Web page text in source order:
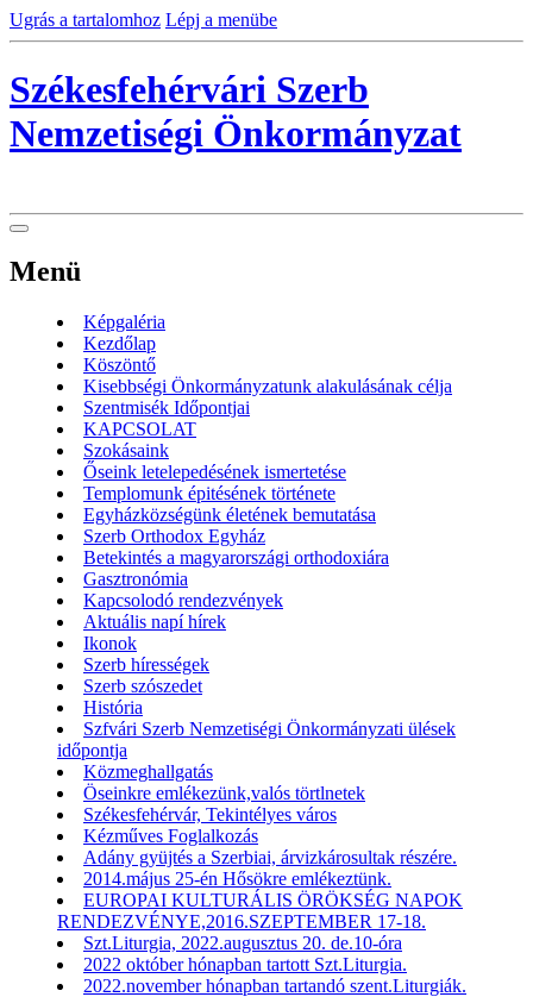
Ugrás a tartalomhoz Lépj a menübe
Székesfehérvári Szerb
Nemzetiségi Önkormányzat
Menü
Képgaléria
Kezdőlap
Köszöntő
Kisebbségi Önkormányzatunk alakulásának célja
Szentmisék Időpontjai
KAPCSOLAT
Szokásaink
Őseink letelepedésének ismertetése
Templomunk épitésének története
Egyházközségünk életének bemutatása
Szerb Orthodox Egyház
Betekintés a magyarországi orthodoxiára
Gasztronómia
Kapcsolodó rendezvények
Aktuális napí hírek
Ikonok
Szerb hírességek
Szerb szószedet
História
Szfvári Szerb Nemzetiségi Önkormányzati ülések
időpontja
Közmeghallgatás
Öseinkre emlékezünk,valós törtlnetek
Székesfehérvár, Tekintélyes város
Kézműves Foglalkozás
Adány gyüjtés a Szerbiai, árvizkárosultak részére.
2014.május 25-én Hősökre emlékeztünk.
EUROPAI KULTURÁLIS ÖRÖKSÉG NAPOK
RENDEZVÉNYE,2016.SZEPTEMBER 17-18.
Szt.Liturgia, 2022.augusztus 20. de.10-óra
2022 október hónapban tartott Szt.Liturgia.
2022.november hónapban tartandó szent.Liturgiák.